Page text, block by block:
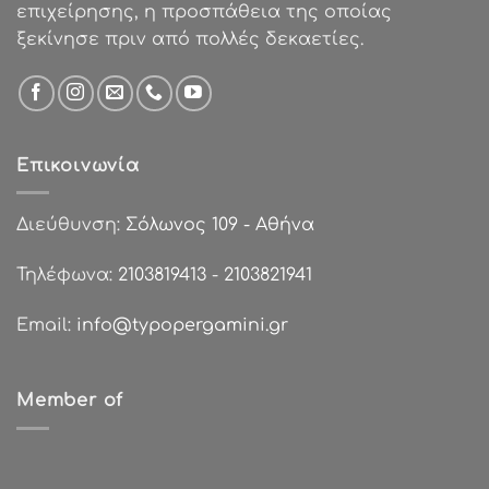
επιχείρησης, η προσπάθεια της οποίας
ξεκίνησε πριν από πολλές δεκαετίες.
Επικοινωνία
Διεύθυνση: Σόλωνος 109 - Αθήνα
Τηλέφωνα: 2103819413 - 2103821941
Email: info@typopergamini.gr
Member of